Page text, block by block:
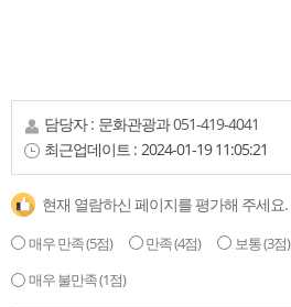
담당자 : 문화관광과051-419-4041
최근업데이트 : 2024-01-19 11:05:21
현재 열람하신 페이지를 평가해 주세요.
매우 만족(5점) 만족(4점) 보통(3점)
매우 불만족(1점)